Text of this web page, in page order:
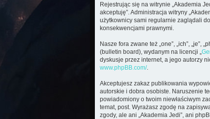
Rejestrując się na witrynie „Akademia
akceptuję”. Administracja witryny
użytkownicy sami regularnie zaglądali
konsekwencjami prawnymi.
Nasze fora zwane też „one”, „ich”, „je”,
(bulletin board), wydanym na licencji „
dyskusje przez internet, a jego autorzy
www.phpBB.com/.
Akceptujesz zakaz publikowania
autorskie i dobra osobiste. Naruszenie
powiadomiony o twoim niewłaściwym
temat, post. Wyrażasz zgodę na
zgody, ale ani „Akademia Jedi”, ani